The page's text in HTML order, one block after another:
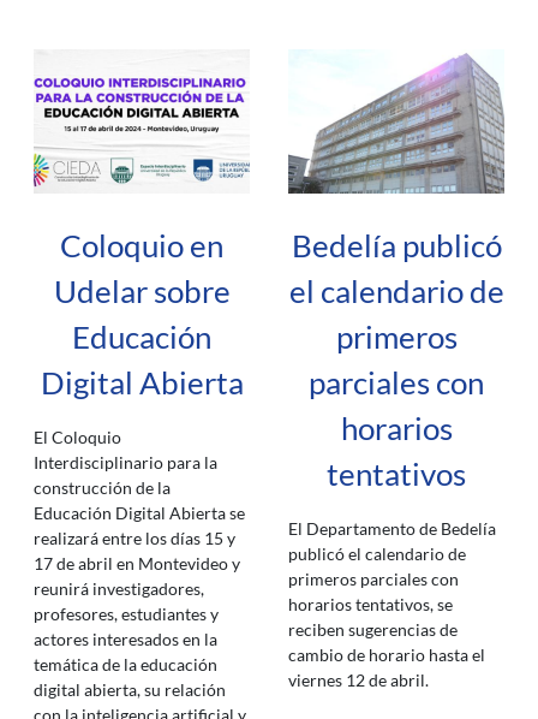
Coloquio en
Udelar sobre
Educación
Digital Abierta
El Coloquio
Interdisciplinario para la
construcción de la
Educación Digital Abierta se
realizará entre los días 15 y
17 de abril en Montevideo y
reunirá investigadores,
profesores, estudiantes y
actores interesados en la
temática de la educación
digital abierta, su relación
con la inteligencia artificial y
Bedelía publicó
el calendario de
primeros
parciales con
horarios
tentativos
El Departamento de Bedelía
publicó el calendario de
primeros parciales con
horarios tentativos, se
reciben sugerencias de
cambio de horario hasta el
viernes 12 de abril.